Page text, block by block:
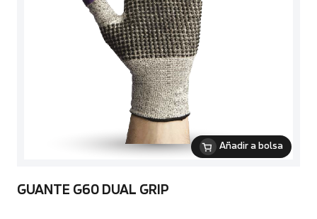
Añadir a bolsa
GUANTE G60 DUAL GRIP